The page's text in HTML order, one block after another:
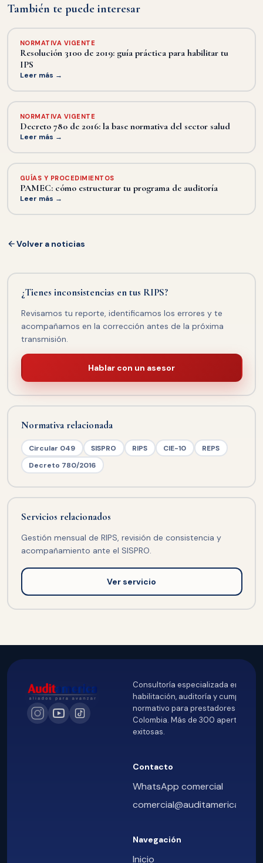
También te puede interesar
NORMATIVA VIGENTE
Resolución 3100 de 2019: guía práctica para habilitar tu
IPS
Leer más →
NORMATIVA VIGENTE
Decreto 780 de 2016: la base normativa del sector salud
Leer más →
GUÍAS Y PROCEDIMIENTOS
PAMEC: cómo estructurar tu programa de auditoría
Leer más →
Volver a noticias
¿Tienes inconsistencias en tus RIPS?
Revisamos tu reporte, identificamos los errores y te
acompañamos en la corrección antes de la próxima
transmisión.
Hablar con un asesor
Normativa relacionada
Circular 049 SISPRO RIPS CIE-10
REPS
Decreto 780/2016
Servicios relacionados
Gestión mensual de RIPS, revisión de consistencia y
acompañamiento ante el SISPRO.
Ver servicio
Consultoría especializada en
habilitación, auditoría y
normativo para prestadores de
Colombia. Más de 300 aperturas
exitosas.
Contacto
WhatsApp comercial
Navegación
Inicio